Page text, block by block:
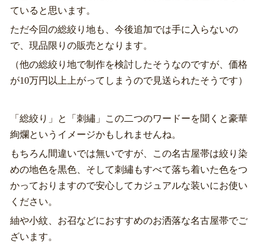
ていると思います。
ただ今回の総絞り地も、今後追加では手に入らないの
で、現品限りの販売となります。
（他の総絞り地で制作を検討したそうなのですが、価格
が10万円以上上がってしまうので見送られたそうです）
「総絞り」と「刺繡」この二つのワードーを聞くと豪華
絢爛というイメージかもしれませんね。
もちろん間違いでは無いですが、この名古屋帯は絞り染
めの地色を黒色、そして刺繡もすべて落ち着いた色をつ
かっておりますので安心してカジュアルな装いにお使い
ください。
紬や小紋、お召などにおすすめのお洒落な名古屋帯でご
ざいます。